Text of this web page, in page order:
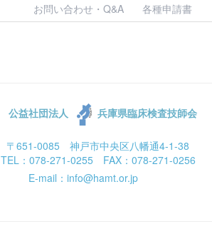
お問い合わせ・Q&A 各種申請書
公益社団法人 兵庫県臨床検査技師会
〒651-0085 神戸市中央区八幡通4-1-38
TEL：078-271-0255 FAX：078-271-0256
E-mail：info@hamt.or.jp